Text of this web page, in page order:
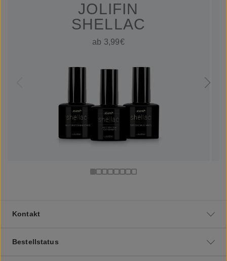
JOLIFIN
SHELLAC
ab 3,99€
Kontakt
Bestellstatus